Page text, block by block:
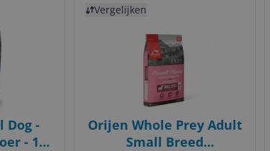
Dog -
- 17
Vergelijken
Orijen Whole Prey Adult
Small Breed